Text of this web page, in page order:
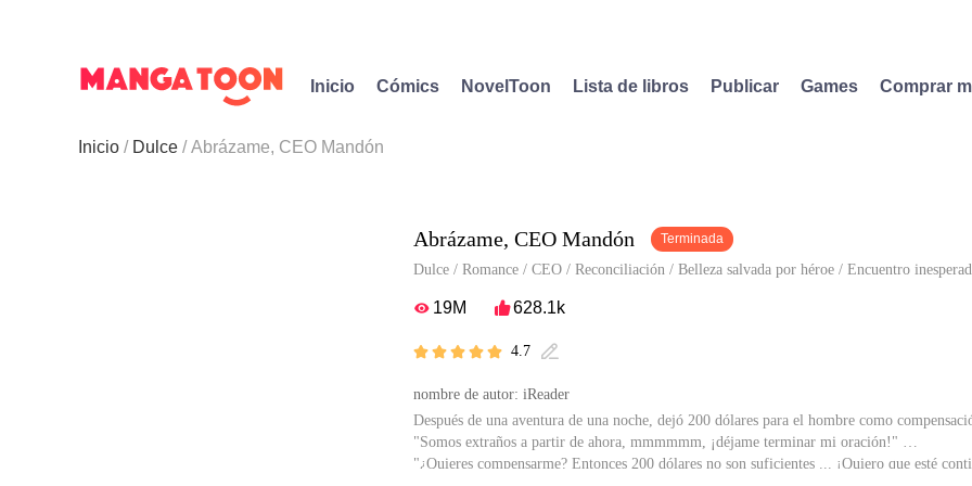
Inicio Cómics NovelToon Lista de libros Publicar Games Comprar
Inicio Dulce Abrázame, CEO Mandón
Abrázame, CEO Mandón Terminada
Dulce / Romance / CEO / Reconciliación / Belleza salvada por héroe / Encuentro
 19M 628.1k
     4.7 
nombre de autor: iReader
Después de una aventura de una noche, dejó 200 dólares para el hombre como
"Somos extraños a partir de ahora, mmmmmm, ¡déjame terminar mi oración!"
"¿Quieres compensarme? Entonces 200 dólares no son suficientes ... ¡Quiero que esté